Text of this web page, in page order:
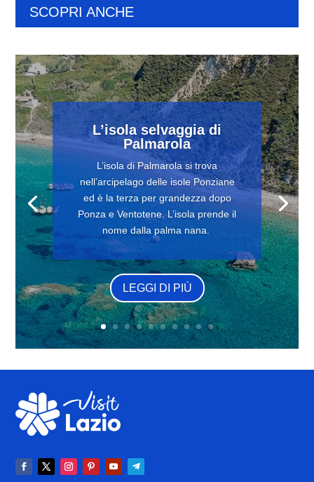
SCOPRI ANCHE
L’isola selvaggia di
Palmarola
L’isola di Palmarola si trova
nell’arcipelago delle isole Ponziane
ed è la terza per grandezza dopo
Ponza e Ventotene. L’isola prende il
nome dalla palma nana.
LEGGI DI PIÙ